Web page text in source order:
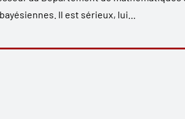
Il est sérieux, lui…